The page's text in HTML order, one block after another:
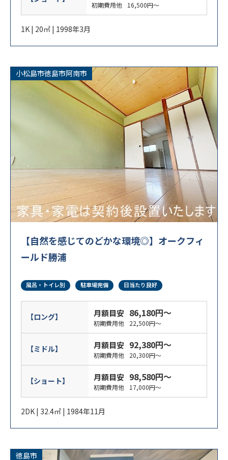
初期費用他 16,500円～
1K | 20㎡ | 1998年3月
小松島市徳島市阿南市
【自然を感じてのどかな環境◎】オークフィ
ールド勝浦
風呂・トイレ別 駐車場完備 日当たり良好
【ロング】 月額目安 86,180円～
初期費用他 22,500円～
【ミドル】 月額目安 92,380円～
初期費用他 20,300円～
【ショート】 月額目安 98,580円～
初期費用他 17,000円～
2DK | 32.4㎡ | 1984年11月
徳島市